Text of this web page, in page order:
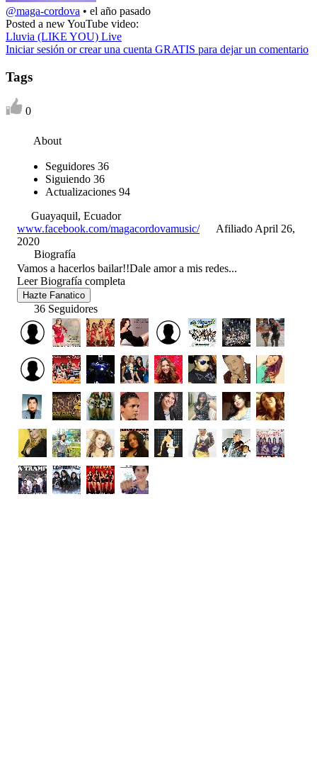
@maga-cordova • el año pasado
Posted a new YouTube video:
Lluvia (LIKE YOU) Live
Iniciar sesión or crear una cuenta GRATIS para dejar un comentario
Tags
0
About
Seguidores 36
Siguiendo 36
Actualizaciones 94
Guayaquil, Ecuador
www.facebook.com/magacordovamusic/
Afiliado April 26,
2020
Biografía
Vamos a hacerlos bailar!!Dale amor a mis redes...
Leer Biografía completa
Hazte Fanatico
36 Seguidores